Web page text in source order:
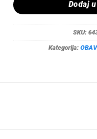
Dodaj
SKU:
Kategorija: